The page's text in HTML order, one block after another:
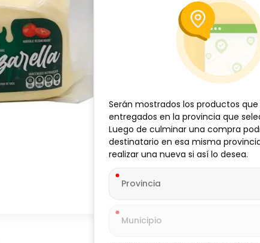
El
desde
Serán mostrados los productos
entregados en la provincia que
Luego de culminar una compra
destinatario en esa misma
realizar una nueva si así lo desea.
Serán mostrados los productos
entregados en la provincia que
Luego de culminar una compra
destinatario en esa misma
realizar una nueva si así lo desea.